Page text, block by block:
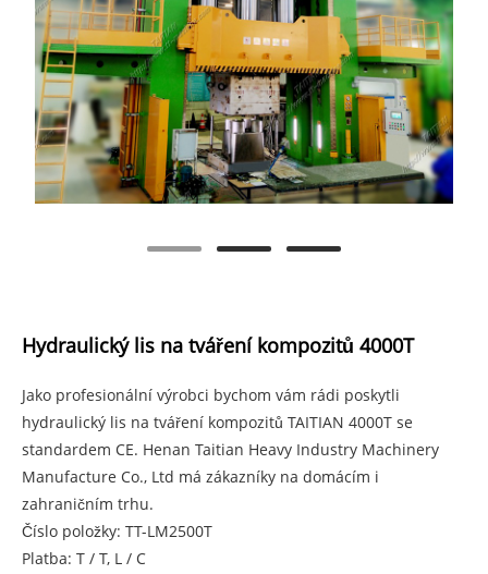
Hydraulický lis na tváření kompozitů 4000T
Jako profesionální výrobci bychom vám rádi poskytli
hydraulický lis na tváření kompozitů TAITIAN 4000T se
standardem CE. Henan Taitian Heavy Industry Machinery
Manufacture Co., Ltd má zákazníky na domácím i
zahraničním trhu.
Číslo položky: TT-LM2500T
Platba: T / T, L / C